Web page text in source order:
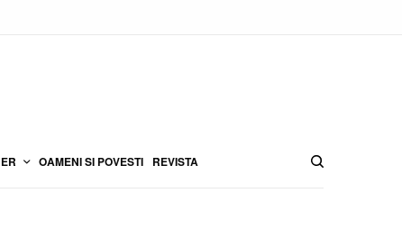
OAMENI SI POVESTI REVISTA